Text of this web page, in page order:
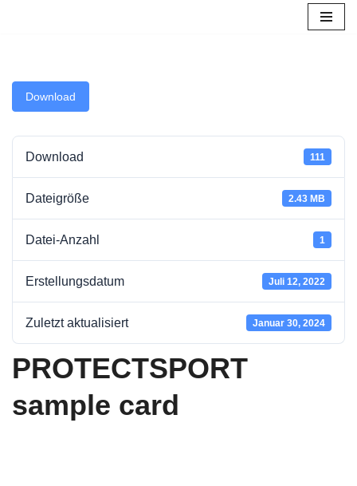
springen
Download
Download 111
Dateigröße 2.43 MB
Datei-Anzahl 1
Erstellungsdatum Juli 12, 2022
Zuletzt aktualisiert Januar 30, 2024
PROTECTSPORT
sample card